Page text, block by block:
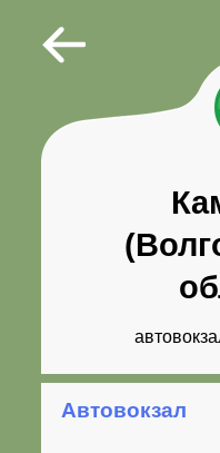
Автовокзал